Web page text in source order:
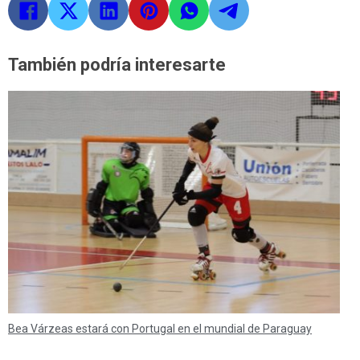
También podría interesarte
Bea Várzeas estará con Portugal en el mundial de Paraguay